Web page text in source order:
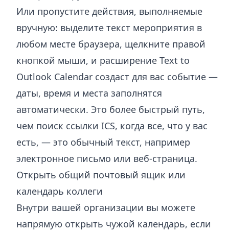
Или пропустите действия, выполняемые
вручную: выделите текст мероприятия в
любом месте браузера, щелкните правой
кнопкой мыши, и расширение Text to
Outlook Calendar создаст для вас событие —
даты, время и места заполнятся
автоматически. Это более быстрый путь,
чем поиск ссылки ICS, когда все, что у вас
есть, — это обычный текст, например
электронное письмо или веб-страница.
Открыть общий почтовый ящик или
календарь коллеги
Внутри вашей организации вы можете
напрямую открыть чужой календарь, если